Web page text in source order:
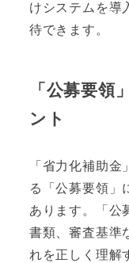
けシステムを導
待できます。
「公募要領
ント
「省力化補助
る「公募要領」
あります。「公
書類、審査基準
れを正しく理解